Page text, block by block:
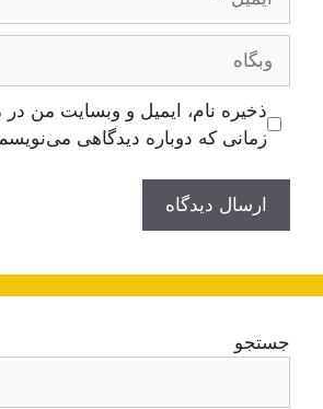
وبگاه
ذخیره نام، ایمیل و وبسایت من در
زمانی که دوباره دیدگاهی
جستجو